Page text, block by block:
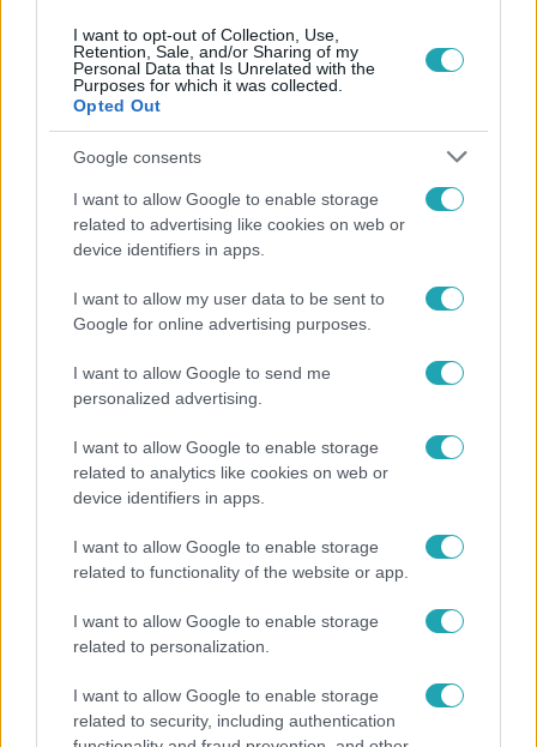
I want to opt-out of Collection, Use,
Retention, Sale, and/or Sharing of my
Personal Data that Is Unrelated with the
Purposes for which it was collected.
Opted Out
Google consents
I want to allow Google to enable storage
related to advertising like cookies on web or
device identifiers in apps.
I want to allow my user data to be sent to
Google for online advertising purposes.
I want to allow Google to send me
personalized advertising.
I want to allow Google to enable storage
related to analytics like cookies on web or
device identifiers in apps.
I want to allow Google to enable storage
related to functionality of the website or app.
I want to allow Google to enable storage
related to personalization.
I want to allow Google to enable storage
related to security, including authentication
Rubint Réka: A mai napig nem jött vissza a 100%-
os tüdőkapacitásom
Pluszpénzes légkondi, elfogyott jég, zöld rántotta:
Járai Máté kiakadt Siófokon